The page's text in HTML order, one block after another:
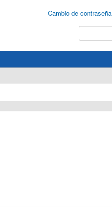
Cambio de contraseña